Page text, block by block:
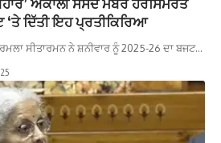
ਦਿੱਤੀ ਇਹ ਪ੍ਰਤੀਕਿਰਿਆ
ਸੀਤਾਰਮਨ ਨੇ ਸ਼ਨੀਵਾਰ ਨੂੰ 2025-26 ਦਾ ਬਜਟ…